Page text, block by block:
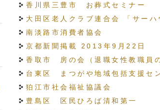
香川県三豊市 お葬式セミナー
大田区老人クラブ連合会 「サーハ
南淡路市消費者協会
京都新聞掲載 2013年9月22日
香取市 房の会（退職女性教職員
台東区 まつがや地域包括支援セ
狛江市社会福祉協議会
豊島区 区民ひろば清和第一